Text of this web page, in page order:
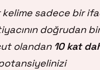
sadece bir
doğrudan
olandan 10 kat